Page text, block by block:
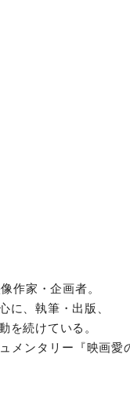
作家・企画者。
に、執筆・出版、
を続けている。
メンタリー『映画